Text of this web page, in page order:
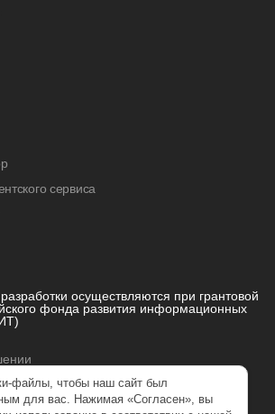
осуществляются при грантовой
фонда развития информационных
сервиса
файлы, чтобы наш сайт был
для вас. Нажимая «Согласен», вы